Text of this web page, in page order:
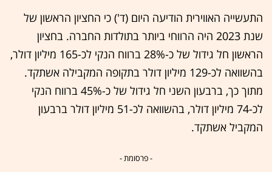
התעשייה האווירית הודיעה היום (ד') כי החציון הראשון של
שנת 2023 היה הרווחי ביותר בתולדות החברה. בחציון
הראשון חל גידול של כ-28% ברווח הנקי לכ-165 מיליון דולר,
בהשוואה לכ-129 מיליון דולר בתקופה המקבילה אשתקד.
מתוך כך, ברבעון השני חל גידול של כ-45% ברווח הנקי
לכ-74 מיליון דולר, בהשוואה לכ-51 מיליון דולר ברבעון
המקביל אשתקד.
- פרסומת -